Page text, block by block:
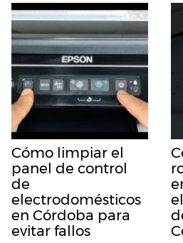
Cómo limpiar el
panel de control
de
electrodomésticos
en Córdoba para
evitar fallos